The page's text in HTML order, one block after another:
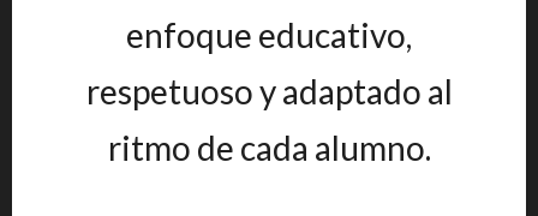
enfoque educativo,
respetuoso y adaptado al
ritmo de cada alumno.